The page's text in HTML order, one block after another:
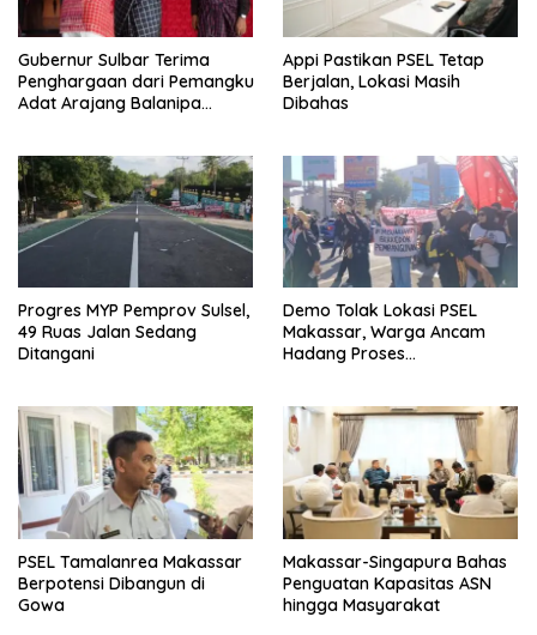
Gubernur Sulbar Terima
Penghargaan dari Pemangku
Adat Arajang Balanipa
Appi Pastikan PSEL Tetap
Berjalan, Lokasi Masih
Dibahas
Progres MYP Pemprov Sulsel,
49 Ruas Jalan Sedang
Ditangani
Demo Tolak Lokasi PSEL
Makassar, Warga Ancam
Hadang Proses
PSEL Tamalanrea Makassar
Berpotensi Dibangun di
Gowa
Makassar-Singapura Bahas
Penguatan Kapasitas ASN
hingga Masyarakat